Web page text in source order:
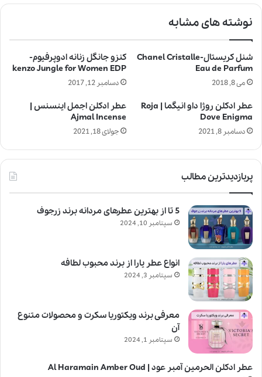
نوشته های مشابه
شنل کریستال-Chanel Cristalle
Eau de Parfum
می 8, 2018
کنزو جانگل زنانه ادوپرفیوم-
kenzo Jungle for Women EDP
دسامبر 12, 2017
عطر ادکلن روژا داو انیگما | Roja
Dove Enigma
دسامبر 8, 2021
عطر ادکلن اجمل اینسنس |
Ajmal Incense
جولای 18, 2021
پربازدیدترین مطالب
5 تا از بهترین عطرهای مردانه برند زرجوف
سپتامبر 10, 2024
انواع عطر یارا از برند محبوب لطافه
سپتامبر 3, 2024
معرفی برند ویکتوریا سکرت و محصولات متنوع
آن
سپتامبر 1, 2024
عطر ادکلن الحرمین آمبر عود | Al Haramain Amber Oud